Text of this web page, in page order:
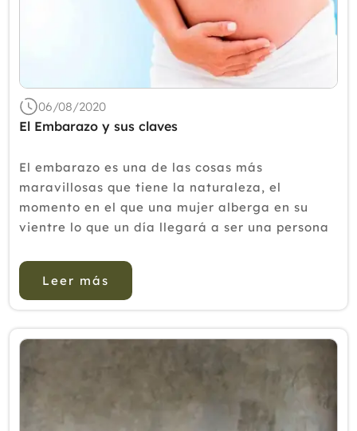
06/08/2020
El Embarazo y sus claves
El embarazo es una de las cosas más
maravillosas que tiene la naturaleza, el
momento en el que una mujer alberga en su
vientre lo que un día llegará a ser una persona
la fortuna de ser madres saben que este bonito
acontecim...
Leer más